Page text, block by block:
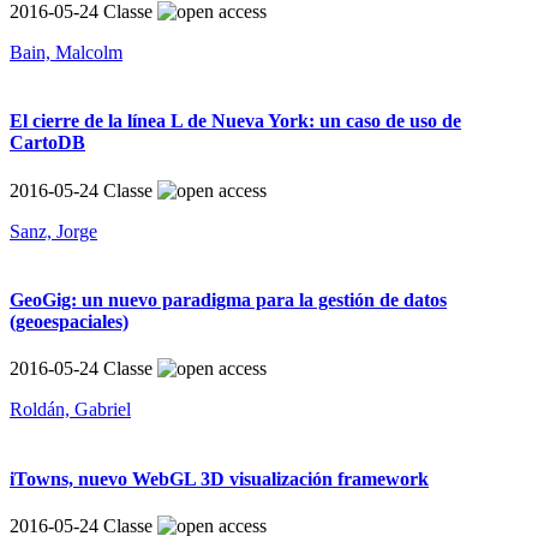
2016-05-24 Classe
Bain, Malcolm
El cierre de la línea L de Nueva York: un caso de uso de
CartoDB
2016-05-24 Classe
Sanz, Jorge
GeoGig: un nuevo paradigma para la gestión de datos
(geoespaciales)
2016-05-24 Classe
Roldán, Gabriel
iTowns, nuevo WebGL 3D visualización framework
2016-05-24 Classe